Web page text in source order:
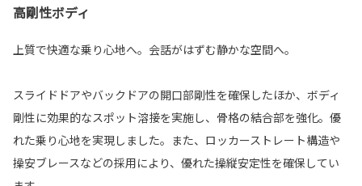
高剛性ボディ
上質で快適な乗り心地へ。会話がはずむ静かな空間へ。
スライドドアやバックドアの開口部剛性を確保したほか、ボディ
剛性に効果的なスポット溶接を実施し、骨格の結合部を強化。優
れた乗り心地を実現しました。また、ロッカーストレート構造や
操安ブレースなどの採用により、優れた操縦安定性を確保してい